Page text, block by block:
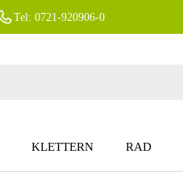
Tel: 0721-920906-0
KLETTERN RAD